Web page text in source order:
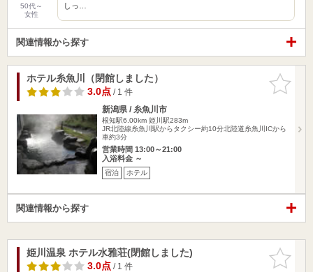
50代～
女性
しっ…
関連情報から探す
お気に入
りに追加
ホテル糸魚川（閉館しました）
3.0点/ 1 件
新潟県 / 糸魚川市
根知駅6.00km 姫川駅283m
JR北陸線糸魚川駅からタクシー約10分北陸道糸魚川ICから
車約3分
営業時間 13:00～21:00
入浴料金 ～
宿泊 ホテル
関連情報から探す
お気に入
りに追加
姫川温泉 ホテル水雅荘(閉館しました)
3.0点/ 1 件